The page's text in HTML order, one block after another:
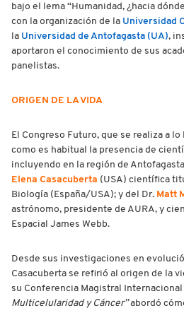
bajo el lema “Humanidad, ¿hacia
con la organización de la Universidad
la Universidad de Antofagasta (UA),
aportaron el conocimiento de sus
panelistas.
ORIGEN DE LA VIDA
El Congreso Futuro, que se realiza a
como es habitual la presencia de
incluyendo en la región de
Elena Casacuberta (USA) científica
Biología (España/USA); y del Dr. Matt
astrónomo, presidente de AURA, y
Espacial James Webb.
Desde sus investigaciones en
Casacuberta se refirió al origen de la
su Conferencia Magistral Internacional
Multicelularidad y Cáncer”abordó